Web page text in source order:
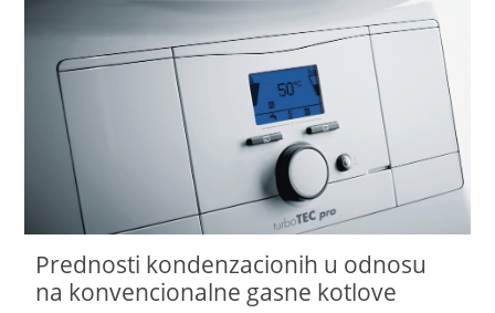
Prednosti kondenzacionih u odnosu
na konvencionalne gasne kotlove